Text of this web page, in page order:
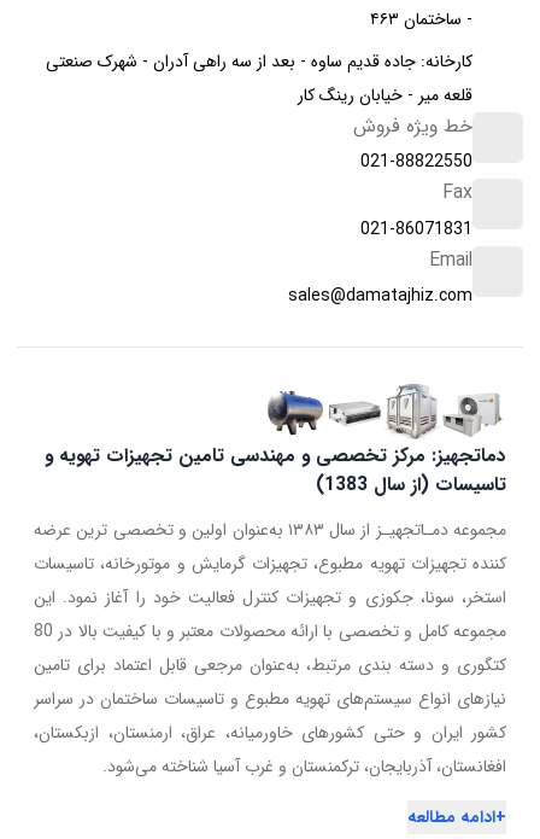
- ساختمان ۴۶۳
کارخانه: جاده قدیم ساوه - بعد از سه راهی آدران - شهرک صنعتی
قلعه میر - خیابان رینگ کار
خط ویژه فروش
021-88822550
Fax
021-86071831
Email
sales@damatajhiz.com
دماتجهیز: مرکز تخصصی و مهندسی تامین تجهیزات تهویه و
تاسیسات (از سال 1383)
مجموعه دمـاتجهیـز از سال ۱۳۸۳ به‌عنوان اولین و تخصصی ترین عرضه
کننده تجهیزات تهویه مطبوع، تجهیزات گرمایش و موتورخانه، تاسیسات
استخر، سونا، جکوزی و تجهیزات کنترل فعالیت خود را آغاز نمود. این
مجموعه کامل و تخصصی با ارائه محصولات معتبر و با کیفیت بالا در 80
کتگوری و دسته بندی مرتبط، به‌عنوان مرجعی قابل اعتماد برای تامین
نیازهای انواع سیستم‌های تهویه مطبوع و تاسیسات ساختمان در سراسر
کشور ایران و حتی کشورهای خاورمیانه، عراق، ارمنستان، ازبکستان،
افغانستان، آذربایجان، ترکمنستان و غرب آسیا شناخته می‌شود.
+ادامه مطالعه